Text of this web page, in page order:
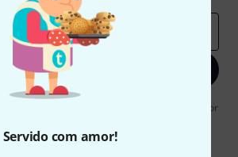
Servido com amor!
Inscreva-se agora
se agora", concordo em receber publicidade por
sobre a newsletter na nossa
proteção de dados.